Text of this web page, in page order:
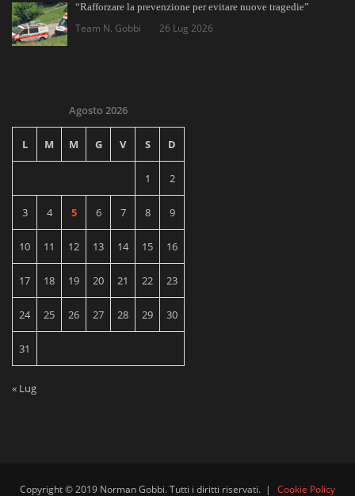
“Rafforzare la prevenzione per evitare nuove tragedie”
Team N. Gobbi 26 Lug 2026
Agosto 2026
L M M G V S D
1 2
3 4 5 6 7 8 9
10 11 12 13 14 15 16
17 18 19 20 21 22 23
24 25 26 27 28 29 30
31
« Lug
Copyright © 2019 Norman Gobbi. Tutti i diritti riservati. | Cookie Policy